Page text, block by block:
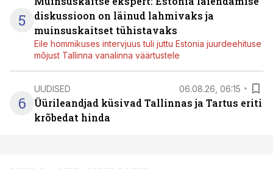
5
diskussioon on läinud lahmivaks ja
muinsuskaitset tühistavaks
Eile hommikuses intervjuus tuli juttu Estonia juurdeehituse
mõjust Tallinna vanalinna väärtustele
6
UUDISED 06.08.26, 06:15
Üürileandjad küsivad Tallinnas ja Tartus eriti
krõbedat hinda